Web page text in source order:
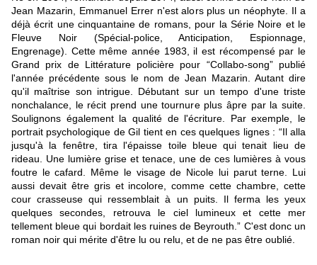
Jean Mazarin, Emmanuel Errer n'est alors plus un néophyte. Il a
déjà écrit une cinquantaine de romans, pour la Série Noire et le
Fleuve Noir (Spécial-police, Anticipation, Espionnage,
Engrenage). Cette même année 1983, il est récompensé par le
Grand prix de Littérature policière pour “Collabo-song” publié
l'année précédente sous le nom de Jean Mazarin. Autant dire
qu'il maîtrise son intrigue. Débutant sur un tempo d'une triste
nonchalance, le récit prend une tournure plus âpre par la suite.
Soulignons également la qualité de l'écriture. Par exemple, le
portrait psychologique de Gil tient en ces quelques lignes : “Il alla
jusqu'à la fenêtre, tira l'épaisse toile bleue qui tenait lieu de
rideau. Une lumière grise et tenace, une de ces lumières à vous
foutre le cafard. Même le visage de Nicole lui parut terne. Lui
aussi devait être gris et incolore, comme cette chambre, cette
cour crasseuse qui ressemblait à un puits. Il ferma les yeux
quelques secondes, retrouva le ciel lumineux et cette mer
tellement bleue qui bordait les ruines de Beyrouth.” C'est donc un
roman noir qui mérite d'être lu ou relu, et de ne pas être oublié.